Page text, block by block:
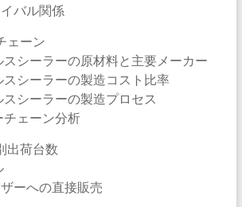
バル関係
ェーン
スシーラーの原材料と主要メーカー
スシーラーの製造コスト比率
スシーラーの製造プロセス
チェーン分析
出荷台数
ーへの直接販売